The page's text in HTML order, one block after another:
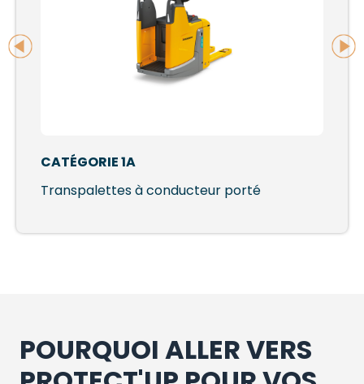
CATÉGORIE 1A
Transpalettes à conducteur porté
POURQUOI ALLER VERS